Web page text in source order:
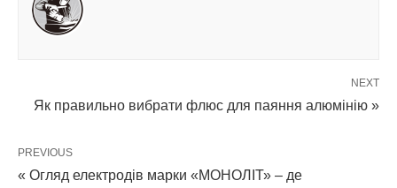
NEXT
Як правильно вибрати флюс для паяння алюмінію »
PREVIOUS
« Огляд електродів марки «МОНОЛІТ» – де